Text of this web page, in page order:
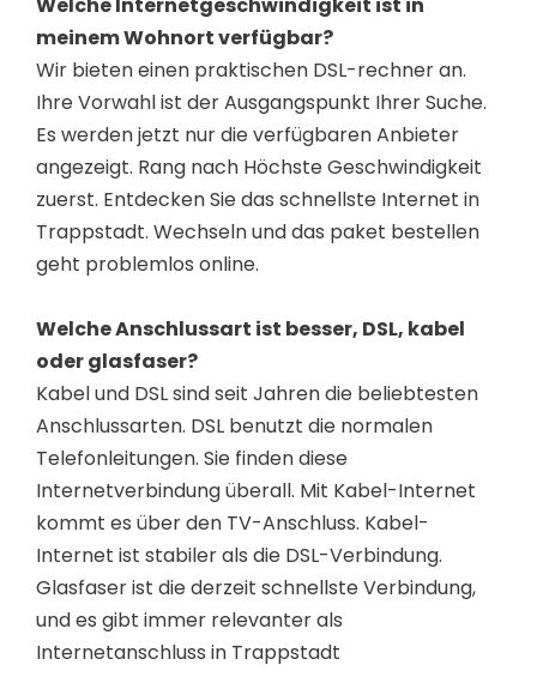
meinem Wohnort verfügbar?
Wir bieten einen praktischen DSL-rechner an.
Ihre Vorwahl ist der Ausgangspunkt Ihrer Suche.
Es werden jetzt nur die verfügbaren Anbieter
angezeigt. Rang nach Höchste Geschwindigkeit
zuerst. Entdecken Sie das schnellste Internet in
Trappstadt. Wechseln und das paket bestellen
geht problemlos online.
Welche Anschlussart ist besser, DSL, kabel
oder glasfaser?
Kabel und DSL sind seit Jahren die beliebtesten
Anschlussarten. DSL benutzt die normalen
Telefonleitungen. Sie finden diese
Internetverbindung überall. Mit Kabel-Internet
kommt es über den TV-Anschluss. Kabel-
Internet ist stabiler als die DSL-Verbindung.
Glasfaser ist die derzeit schnellste Verbindung,
und es gibt immer relevanter als
Internetanschluss in Trappstadt